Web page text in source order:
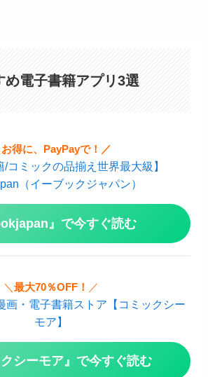
め電子書籍アプリ3選
お得に、PayPayで！／
』で今すぐ読む
＼ 最大70％OFF！ ／
クシーモア』で今すぐ読む